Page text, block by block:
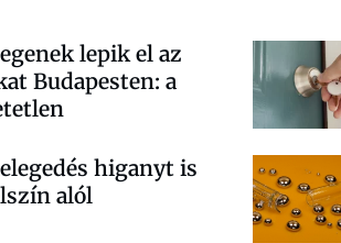
lepik el az
Budapesten: a
higanyt is
alól